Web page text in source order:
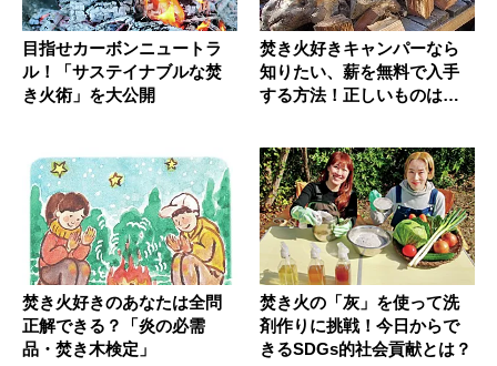
目指せカーボンニュートラ
ル！「サステイナブルな焚
き火術」を大公開
焚き火好きキャンパーなら
知りたい、薪を無料で入手
する方法！正しいものはど
焚き火好きのあなたは全問
正解できる？「炎の必需
品・焚き木検定」
焚き火の「灰」を使って洗
剤作りに挑戦！今日からで
きるSDGs的社会貢献とは？